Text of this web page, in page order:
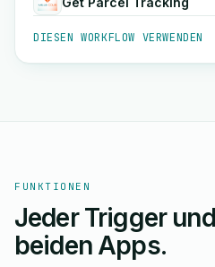
DIESEN WORKFLOW VERWENDEN
FUNKTIONEN
Jeder Trigger
beiden Apps.